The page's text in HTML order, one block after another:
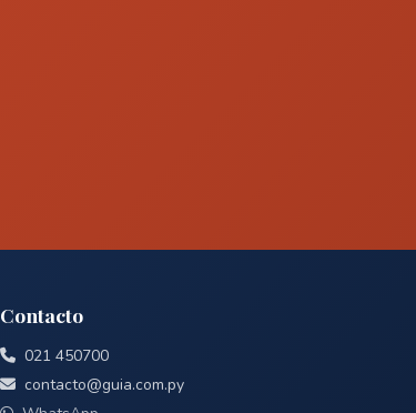
Contacto
021 450700
contacto@guia.com.py